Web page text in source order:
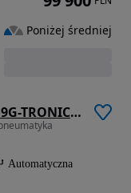
Mercedes-Benz GLC 250 d 4Matic 9G-TRONIC AMG Line
Automatyczna
Poniżej średniej